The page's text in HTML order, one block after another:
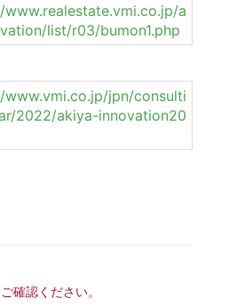
a
list/r03/bumon1.php
www.vmi.co.jp/jpn/consulti
2022/akiya-innovation20
確認ください。